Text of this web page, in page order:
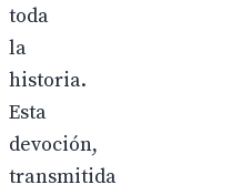
toda
la
historia.
Esta
devoción,
transmitida